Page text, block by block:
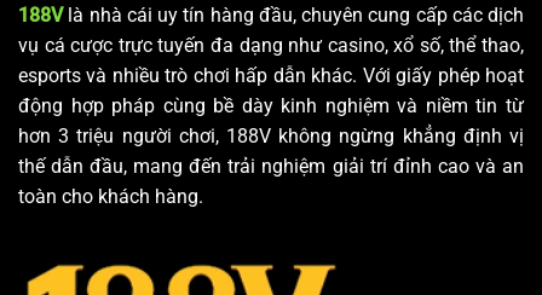
188Vlà nhà cái uy tín hàng đầu, chuyên cung cấp các dịch
vụ cá cược trực tuyến đa dạng như casino, xổ số, thể thao,
esports và nhiều trò chơi hấp dẫn khác. Với giấy phép hoạt
động hợp pháp cùng bề dày kinh nghiệm và niềm tin từ
hơn 3 triệu người chơi, 188V không ngừng khẳng định vị
thế dẫn đầu, mang đến trải nghiệm giải trí đỉnh cao và an
toàn cho khách hàng.